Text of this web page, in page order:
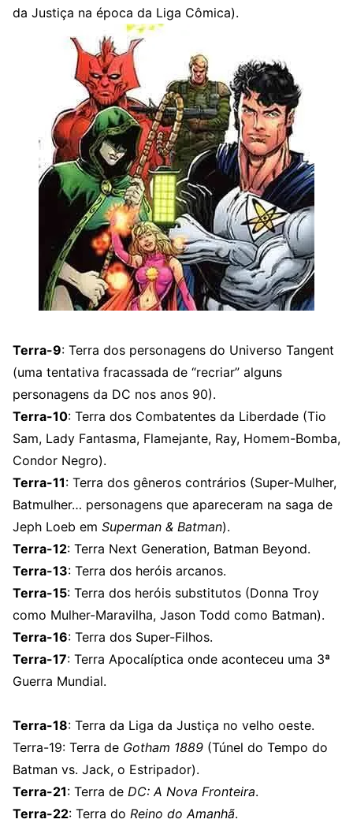
da Justiça na época da Liga Cômica).
Terra-9: Terra dos personagens do Universo Tangent
(uma tentativa fracassada de “recriar” alguns
personagens da DC nos anos 90).
Terra-10: Terra dos Combatentes da Liberdade (Tio
Sam, Lady Fantasma, Flamejante, Ray, Homem-Bomba,
Condor Negro).
Terra-11: Terra dos gêneros contrários (Super-Mulher,
Batmulher… personagens que apareceram na saga de
Jeph Loeb em Superman & Batman).
Terra-12: Terra Next Generation, Batman Beyond.
Terra-13: Terra dos heróis arcanos.
Terra-15: Terra dos heróis substitutos (Donna Troy
como Mulher-Maravilha, Jason Todd como Batman).
Terra-16: Terra dos Super-Filhos.
Terra-17: Terra Apocalíptica onde aconteceu uma 3ª
Guerra Mundial.
Terra-18: Terra da Liga da Justiça no velho oeste.
Terra-19: Terra de Gotham 1889 (Túnel do Tempo do
Batman vs. Jack, o Estripador).
Terra-21: Terra de DC: A Nova Fronteira.
Terra-22: Terra do Reino do Amanhã.